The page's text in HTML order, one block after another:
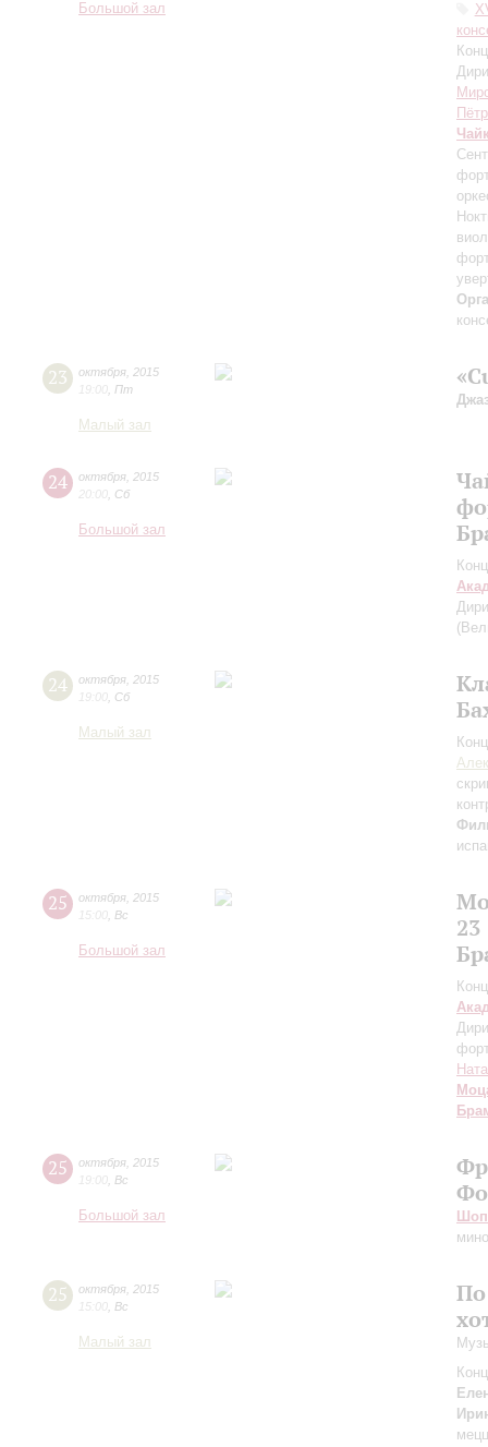
Большой зал
23 октября 2015
19:00 Пт
Малый зал
24 октября 2015
20:00 Сб
Большой зал
24 октября 2015
19:00 Сб
Малый зал
25 октября 2015
15:00 Вс
Большой зал
23
25 октября 2015
19:00 Вс
Большой зал
25 октября 2015
15:00 Вс
Малый зал